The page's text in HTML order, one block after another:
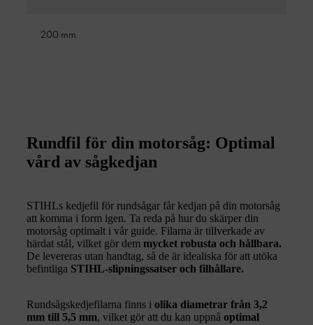
200 mm
Rundfil för din motorsåg: Optimal
vård av sågkedjan
STIHLs kedjefil för rundsågar får kedjan på din motorsåg
att komma i form igen. Ta reda på hur du skärper din
motorsåg optimalt i vår guide. Filarna är tillverkade av
härdat stål, vilket gör dem mycket robusta och hållbara.
De levereras utan handtag, så de är idealiska för att utöka
befintliga STIHL-slipningssatser och filhållare.
Rundsågskedjefilarna finns i olika diametrar från 3,2
mm till 5,5 mm, vilket gör att du kan uppnå optimal